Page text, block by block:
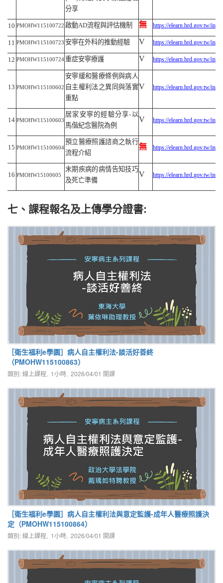
分享
10 PMOHW115100722 啟動AD流程與評估機制 無 https://elearn.hrd.gov.tw/
11 PMOHW115100723 安寧在外科的推動經驗 V https://elearn.hrd.gov.tw/
12 PMOHW115100724重症安寧療護 V https://elearn.hrd.gov.tw/
13 PMOHW115100602
安寧緩和醫療條例與病人
自主權利法之異同與落實
重點
V https://elearn.hrd.gov.tw/
14 PMOHW115100603
居家安寧的經驗分享-以
馬偕紀念醫院為例
V https://elearn.hrd.gov.tw/
15 PMOHW115100604
預立醫療照護諮商之執行
流程介紹
無 https://elearn.hrd.gov.tw/
16 PMOHW15100605
末期疾病的病情告知技巧
及死亡準備
V https://elearn.hrd.gov.tw/
七、課程報名及上傳學分證書:
［衛生福利e學園］病人自主權利法-談活好善終
（PMOHW115100863）
類別: 線上課程, 1小時, 2026/04/01 開課
［衛生福利e學園］病人自主權利法與意定監護-成年人醫療照護決
定（PMOHW115100864）
類別: 線上課程, 1小時, 2026/04/01 開課